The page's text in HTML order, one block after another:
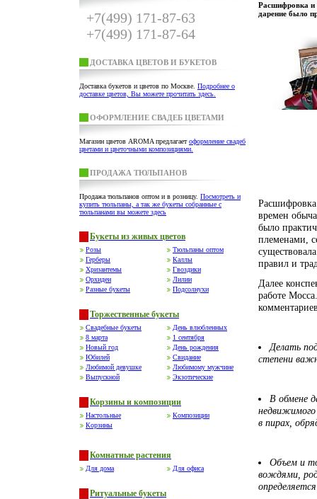
+7(499) 171-87-63
+7(499) 171-87-64
ДОСТАВКА ЦВЕТОВ И БУКЕТОВ
Доставка букетов и цветов по Москве. Подробнее о
доставке цветов, Вы можете прочитать здесь.
ОФОРМЛЕНИЕ СВАДЕБ ЦВЕТАМИ
Магазин цветов AROMA предлагаетоформление свадеб
цветами и цветочными композициями.
ПРОДАЖА ТЮЛЬПАНОВ
Продажа тюльпанов оптом и в розницу. Посмотреть и
купить тюльпаны, а так же букеты собранные с
тюльпанами вы можете здесь
Букеты из живых цветов
Розы
Тюльпаны оптом
Герберы
Каллы
Хризантемы
Гвоздики
Орхидеи
Лилии
Разные букеты
Подсолнухи
Торжественные букеты
Свадебные букеты
День влюбленных
8 марта
1 сентября
Новый год
День рождения
Юбилей
Свидание
Любимой девушке
Любимому мужчине
Выпускной
Экзотические
Корзины и композиции
Настольные
Композиции
Корзины
Комнатные растения
Для дома Для офиса
Ритуальные букеты
Расшифровка и
дарение было
времен
было
племенами,
правил и
Далее
работе
Делать
степени
В обмене
недвижимого
в пирах,
Объем и
вождями,